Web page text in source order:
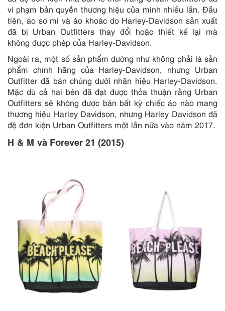
vi phạm bản quyền thương hiệu của mình nhiều lần. Đầu
tiên, áo sơ mi và áo khoác do Harley-Davidson sản xuất
đã bị Urban Outfitters thay đổi hoặc thiết kế lại mà
không được phép của Harley-Davidson.
Ngoài ra, một số sản phẩm dường như không phải là sản
phẩm chính hãng của Harley-Davidson, nhưng Urban
Outfitter đã bán chúng dưới nhãn hiệu Harley-Davidson.
Mặc dù cả hai bên đã đạt được thỏa thuận rằng Urban
Outfitters sẽ không được bán bất kỳ chiếc áo nào mang
thương hiệu Harley Davidson, nhưng Harley Davidson đã
đệ đơn kiện Urban Outfitters một lần nữa vào năm 2017.
H & M và Forever 21 (2015)